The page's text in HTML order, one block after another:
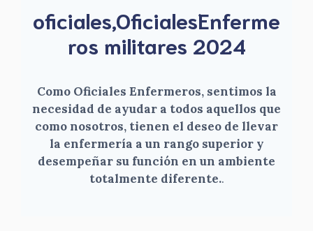
oficiales,OficialesEnferme
ros militares 2024
Como Oficiales Enfermeros, sentimos la
necesidad de ayudar a todos aquellos que
como nosotros, tienen el deseo de llevar
la enfermería a un rango superior y
desempeñar su función en un ambiente
totalmente diferente..